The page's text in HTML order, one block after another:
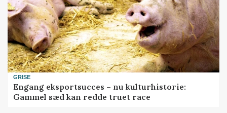
GRISE
Engang eksportsucces – nu kulturhistorie:
Gammel sæd kan redde truet race